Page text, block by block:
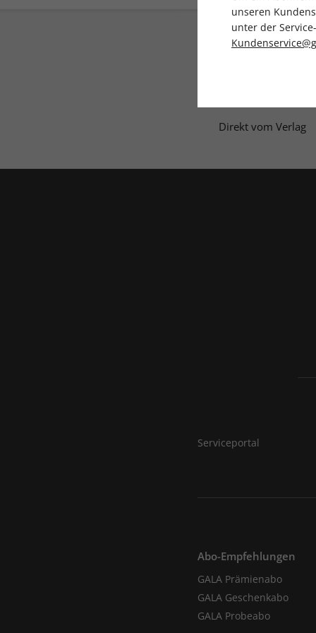
Direkt vom Verlag
Serviceportal
Abo-Empfehlungen
GALA Prämienabo
GALA Geschenkabo
GALA Probeabo
unseren
unter der